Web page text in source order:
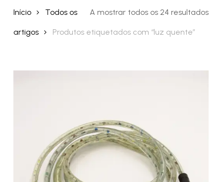
A mostrar todos os 24 resultados
Início Todos os
artigos Produtos etiquetados com “luz quente”